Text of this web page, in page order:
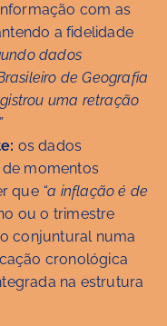
com as
a fidelidade
dados
de Geografia
uma retração
os dados
momentos
que “a inflação é de
ou o trimestre
conjuntural numa
cronológica
na estrutura